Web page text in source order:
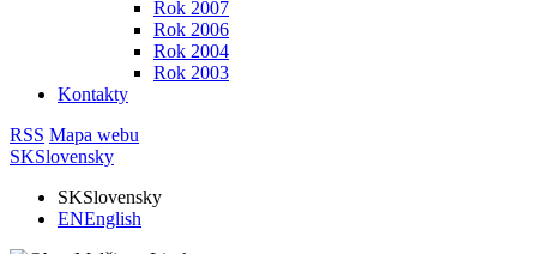
Rok 2007
Rok 2006
Rok 2004
Rok 2003
Kontakty
RSS Mapa webu
SKSlovensky
SKSlovensky
ENEnglish